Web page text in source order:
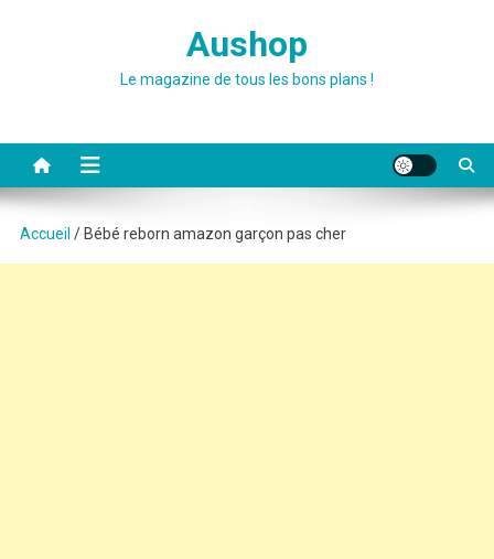
Aushop
Le magazine de tous les bons plans !
Accueil / Bébé reborn amazon garçon pas cher